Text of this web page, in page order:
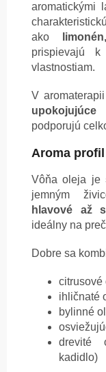
aromatickými
ako
prispievajú
vlastnostiam.
V
podporujú
Aroma
Vôňa oleja je
jemným
hlavové až
ideálny na
Dobre sa
citrusové
ihličnaté
bylinné
drevité
kadidlo)